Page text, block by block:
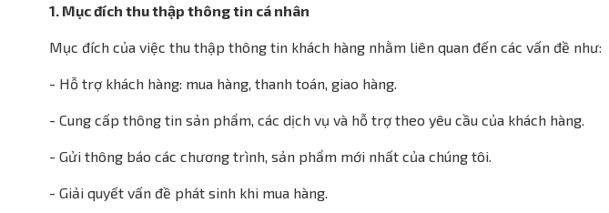
1. Mục đích thu thập thông tin cá nhân
Mục đích của việc thu thập thông tin khách hàng nhằm liên quan đến các vấn đề như:
- Hỗ trợ khách hàng: mua hàng, thanh toán, giao hàng.
- Cung cấp thông tin sản phẩm, các dịch vụ và hỗ trợ theo yêu cầu của khách hàng.
- Gửi thông báo các chương trình, sản phẩm mới nhất của chúng tôi.
- Giải quyết vấn đề phát sinh khi mua hàng.